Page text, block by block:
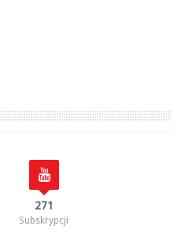
271
Subskrypcji